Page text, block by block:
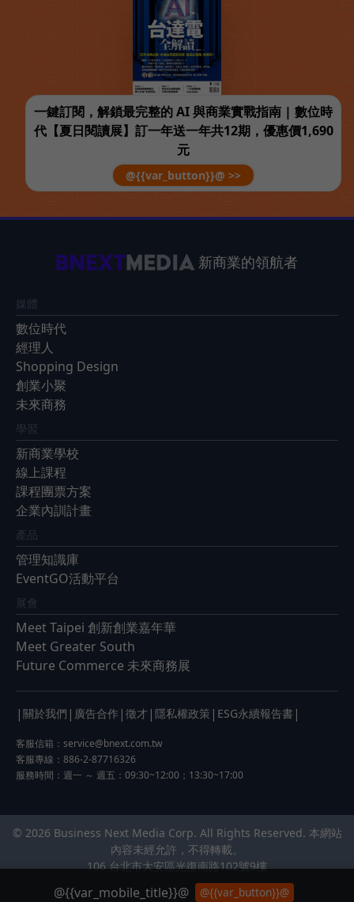
一鍵訂閱，解鎖最完整的 AI 與商業實戰指南 | 數位時
代【夏日閱讀展】訂一年送一年共12期，優惠價1,690
元
@{{var_button}}@ >>
新商業的領航者
媒體
數位時代
經理人
Shopping Design
創業小聚
未來商務
學習
新商業學校
線上課程
課程團票方案
企業內訓計畫
產品
管理知識庫
EventGO活動平台
展會
Meet Taipei 創新創業嘉年華
Meet Greater South
Future Commerce 未來商務展
| 關於我們 | 廣告合作 | 徵才 | 隱私權政策 | ESG永續報告書 |
客服信箱： service@bnext.com.tw
客服專線：886-2-87716326
服務時間：週一 ～ 週五：09:30~12:00；13:30~17:00
© 2026 Business Next Media Corp. All Rights Reserved. 本網站
內容未經允許，不得轉載。
106 台北市大安區光復南路102號9樓
@{{var_mobile_title}}@ @{{var_button}}@